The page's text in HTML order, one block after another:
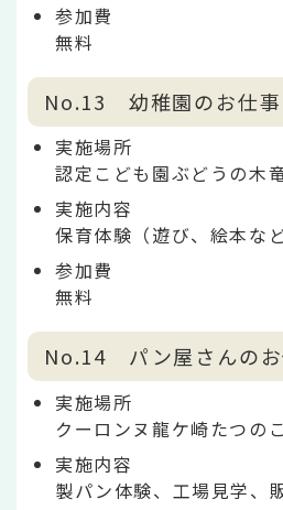
参加費
無料
No.13 幼稚園のお仕事
実施場所
認定こども園ぶどうの木
実施内容
保育体験（遊び、絵本など
参加費
無料
No.14 パン屋さんのお
実施場所
クーロンヌ龍ケ崎たつの
実施内容
製パン体験、工場見学、